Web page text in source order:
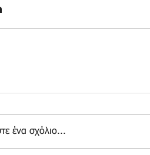
ένα σχόλιο...